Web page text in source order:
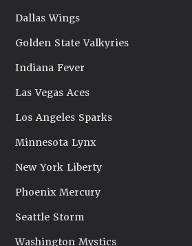
Dallas Wings
Golden State Valkyries
Indiana Fever
Las Vegas Aces
Los Angeles Sparks
Minnesota Lynx
New York Liberty
Phoenix Mercury
Seattle Storm
Washington Mystics